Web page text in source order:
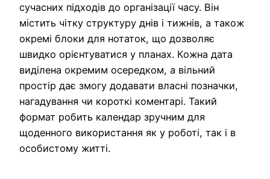
сучасних підходів до організації часу. Він
містить чітку структуру днів і тижнів, а також
окремі блоки для нотаток, що дозволяє
швидко орієнтуватися у планах. Кожна дата
виділена окремим осередком, а вільний
простір дає змогу додавати власні позначки,
нагадування чи короткі коментарі. Такий
формат робить календар зручним для
щоденного використання як у роботі, так і в
особистому житті.